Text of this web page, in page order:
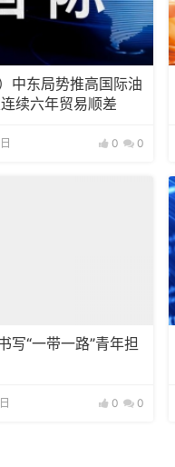
中东局势推高国际油
续六年贸易顺差
0 0
写“一带一路”青年担
0 0